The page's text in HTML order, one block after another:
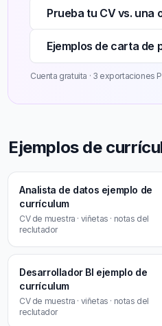
Prueba tu CV vs. una
Ejemplos de carta
Cuenta gratuita · 3 exportaciones
Ejemplos de
Analista de datos ejemplo de
currículum
CV de muestra · viñetas · notas del
reclutador
Desarrollador BI ejemplo de
currículum
CV de muestra · viñetas · notas del
reclutador